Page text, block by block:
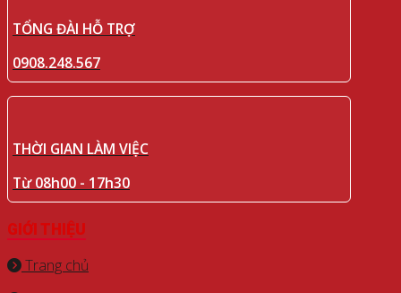
TỔNG ĐÀI HỖ TRỢ
0908.248.567
THỜI GIAN LÀM VIỆC
Từ 08h00 - 17h30
GIỚI THIỆU
Trang chủ